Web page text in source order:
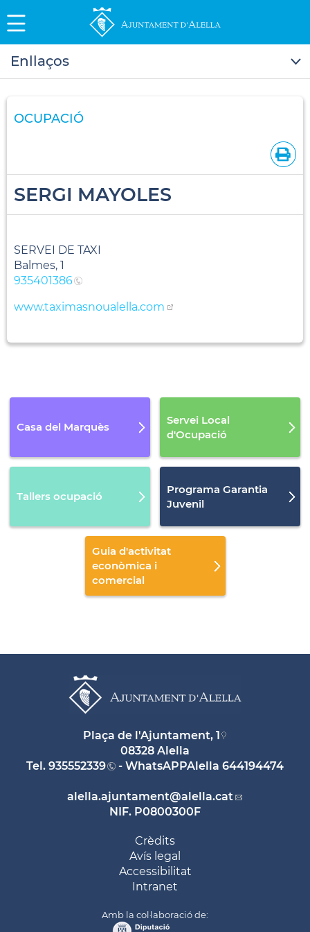
Enllaços
OCUPACIÓ
SERGI MAYOLES
SERVEI DE TAXI
Balmes, 1
935401386
www.taximasnoualella.com
Casa del Marquès
Servei Local
d'Ocupació
Tallers ocupació
Programa Garantia
Juvenil
Guia d'activitat
econòmica i
comercial
Plaça de l'Ajuntament, 1
08328 Alella
Tel. 935552339 - WhatsAPPAlella 644194474
alella.ajuntament@alella.cat
NIF. P0800300F
Crèdits
Avís legal
Accessibilitat
Intranet
Amb la col·laboració de: